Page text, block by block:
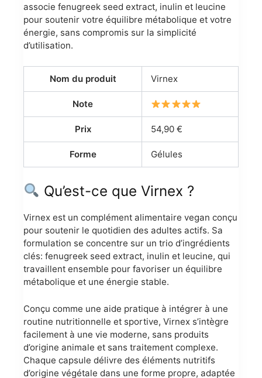
associe fenugreek seed extract, inulin et leucine
pour soutenir votre équilibre métabolique et votre
énergie, sans compromis sur la simplicité
d’utilisation.
Nom du produit Virnex
Note
Prix 54,90 €
Forme Gélules
Qu’est-ce que Virnex ?
Virnex est un complément alimentaire vegan conçu
pour soutenir le quotidien des adultes actifs. Sa
formulation se concentre sur un trio d’ingrédients
clés: fenugreek seed extract, inulin et leucine, qui
travaillent ensemble pour favoriser un équilibre
métabolique et une énergie stable.
Conçu comme une aide pratique à intégrer à une
routine nutritionnelle et sportive, Virnex s’intègre
facilement à une vie moderne, sans produits
d’origine animale et sans traitement complexe.
Chaque capsule délivre des éléments nutritifs
d’origine végétale dans une forme propre, adaptée